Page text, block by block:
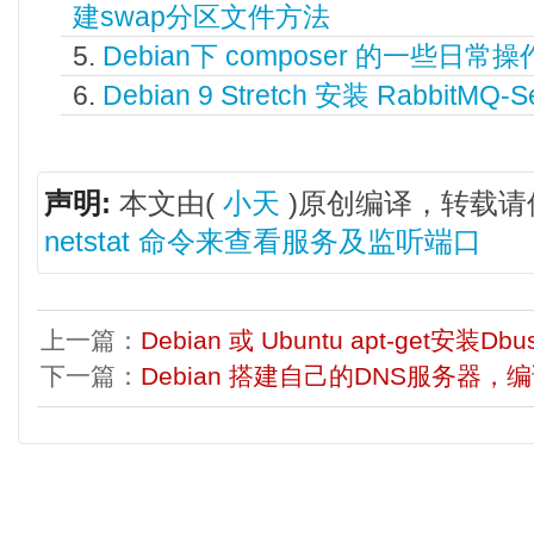
建swap分区文件方法
Debian下 composer 的一些日常操
Debian 9 Stretch 安装 RabbitMQ-
声明: 本文由( 小天 )原创编译，转载
netstat 命令来查看服务及监听端口
上一篇： Debian 或 Ubuntu apt-get安装
下一篇： Debian 搭建自己的DNS服务器，